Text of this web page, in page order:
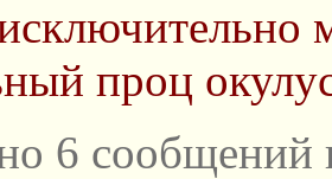
проц
6 сообщений